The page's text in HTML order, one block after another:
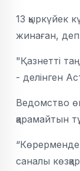
13 қыркүйек
жинаған, деп
"Қазнетті
- делінген
Ведомство
қарамайтын
саналы